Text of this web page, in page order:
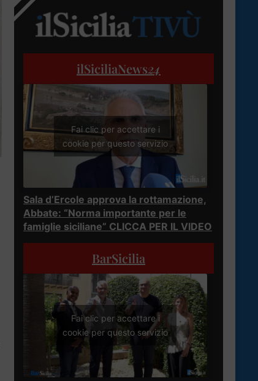
ilSiciliaNews24
Fai clic per accettare i
cookie per questo servizio
Sala d’Ercole approva la rottamazione,
Abbate: “Norma importante per le
famiglie siciliane” CLICCA PER IL VIDEO
BarSicilia
Fai clic per accettare i
cookie per questo servizio